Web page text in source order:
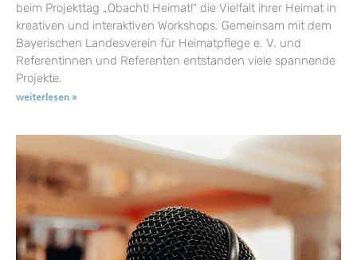
beim Projekttag „Obacht! Heimat!“ die Vielfalt ihrer Heimat in
kreativen und interaktiven Workshops. Gemeinsam mit dem
Bayerischen Landesverein für Heimatpflege e. V. und
Referentinnen und Referenten entstanden viele spannende
Projekte.
weiterlesen »